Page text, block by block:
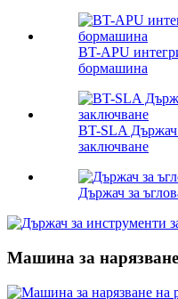
BT-APU
бормашина
BT-SLA Държач
заключване
Държач за
Машина за